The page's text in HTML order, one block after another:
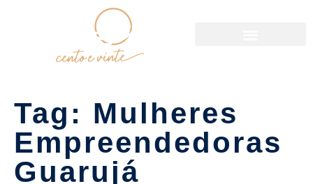
Tag: Mulheres
Empreendedoras
Guarujá